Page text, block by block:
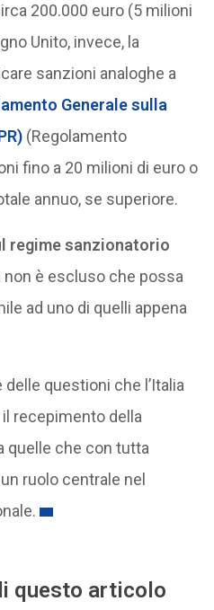
200.000 euro (5 milioni
Unito, invece, la
sanzioni analoghe a
Generale sulla
(Regolamento
fino a 20 milioni di euro o
annuo, se superiore.
regime sanzionatorio
non è escluso che possa
ad uno di quelli appena
questioni che l’Italia
recepimento della
quelle che con tutta
ruolo centrale nel
questo articolo